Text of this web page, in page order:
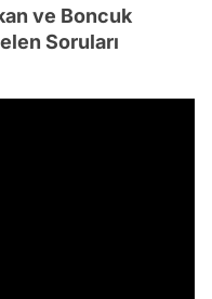
ve Boncuk
Soruları